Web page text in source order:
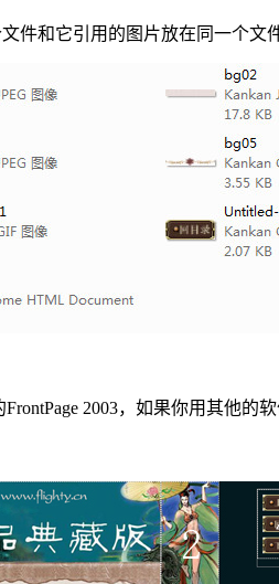
件和它引用的图片放在同一个文
2003，如果你用其他的